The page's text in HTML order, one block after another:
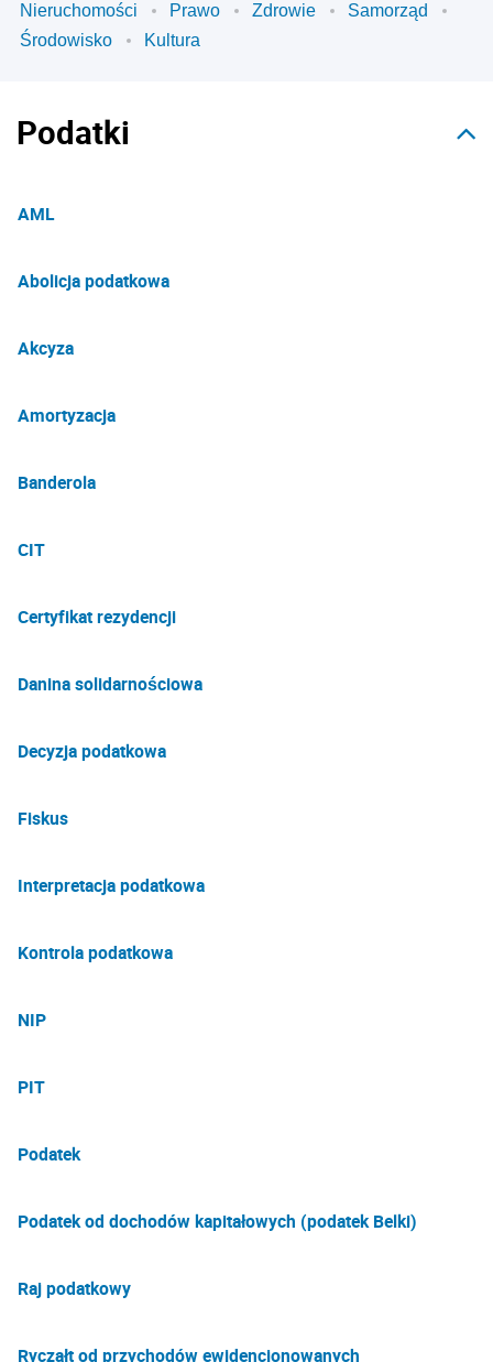
Nieruchomości
Prawo Zdrowie
Samorząd
Środowisko
Kultura
Podatki
AML
Abolicja podatkowa
Akcyza
Amortyzacja
Banderola
CIT
Certyfikat rezydencji
Danina solidarnościowa
Decyzja podatkowa
Fiskus
Interpretacja podatkowa
Kontrola podatkowa
NIP
PIT
Podatek
Podatek od dochodów kapitałowych (podatek Belki)
Raj podatkowy
Ryczałt od przychodów ewidencjonowanych